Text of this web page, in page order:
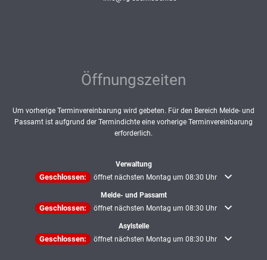
Öffnungszeiten
Um vorherige Terminvereinbarung wird gebeten. Für den Bereich Melde- und
Passamt ist aufgrund der Termindichte eine vorherige Terminvereinbarung
erforderlich.
Verwaltung
Klicken, um weitere Öffnungs- oder Schließzeiten auszublenden
Geschlossen: öffnet nächsten Montag um 08:30 Uhr
Melde- und Passamt
Klicken, um weitere Öffnungs- oder Schließzeiten auszublenden
Geschlossen: öffnet nächsten Montag um 08:30 Uhr
Asylstelle
Klicken, um weitere Öffnungs- oder Schließzeiten auszublenden
Geschlossen: öffnet nächsten Montag um 08:30 Uhr